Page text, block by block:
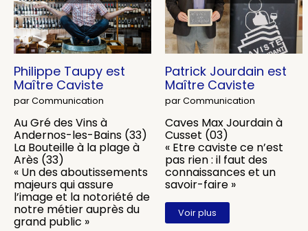
Philippe Taupy est
Maître Caviste
par Communication
Au Gré des Vins à
Andernos-les-Bains (33)
La Bouteille à la plage à
Arès (33)
« Un des aboutissements
majeurs qui assure
l’image et la notoriété de
notre métier auprès du
grand public »
Patrick Jourdain est
Maître Caviste
par Communication
Caves Max Jourdain à
Cusset (03)
« Etre caviste ce n’est
pas rien : il faut des
connaissances et un
savoir-faire »
Voir plus